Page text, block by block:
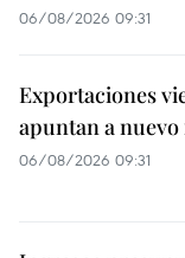
06/08/2026 09:31
Exportaciones
apuntan a
06/08/2026 09:31